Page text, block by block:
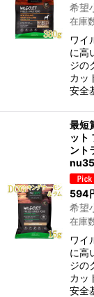
希望
在庫
ワイ
に高
ジの
カッ
安全
最短
ット
ント
594
希望
在庫
ワイ
に高
ジの
カッ
安全